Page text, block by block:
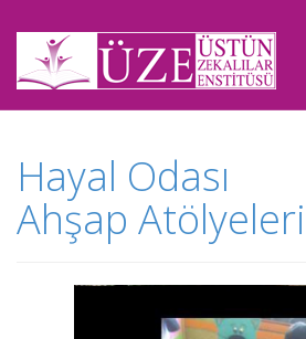
Hayal Odası
Ahşap Atölyeleri